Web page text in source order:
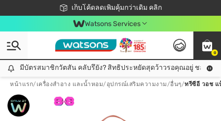
เก็บโค้ดลดเพิ่มคุ้มกว่าเดิม คลิก
ชอปออนไลน์ครั้งแรก ลดเพิ่มจุก ๆ 10%! 🎉
📦ส่งฟรี! เมื่อชอป 499฿
สมาชิกวัตสัน คลับดียังไง?
Watsons Services
0
มีบัตรสมาชิกวัตสัน คลับรึยัง? สิทธิประหยัดสุดว้าวรอคุณอยู่ ชอปคุ้มกว่าเดิม คลิก!
มีบัตรสมาชิกวัตสัน คลับรึยัง? สิทธิประหยัดสุดว้าวรอคุณอยู่ ชอปคุ้มก
หน้าแรก/ เครื่องสำอาง และน้ำหอม/ อุปกรณ์เสริมความงาม/อื่นๆ/ทรีซีอี วอช แ